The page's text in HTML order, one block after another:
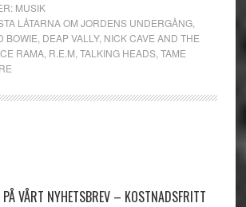
MUSIK
LÅTARNA OM JORDENS UNDERGÅNG,
BOWIE DEAP VALLY, NICK CAVE AND THE
RAMA, R.E.M TALKING HEADS, TAME
PÅ VÅRT NYHETSBREV – KOSTNADSFRITT